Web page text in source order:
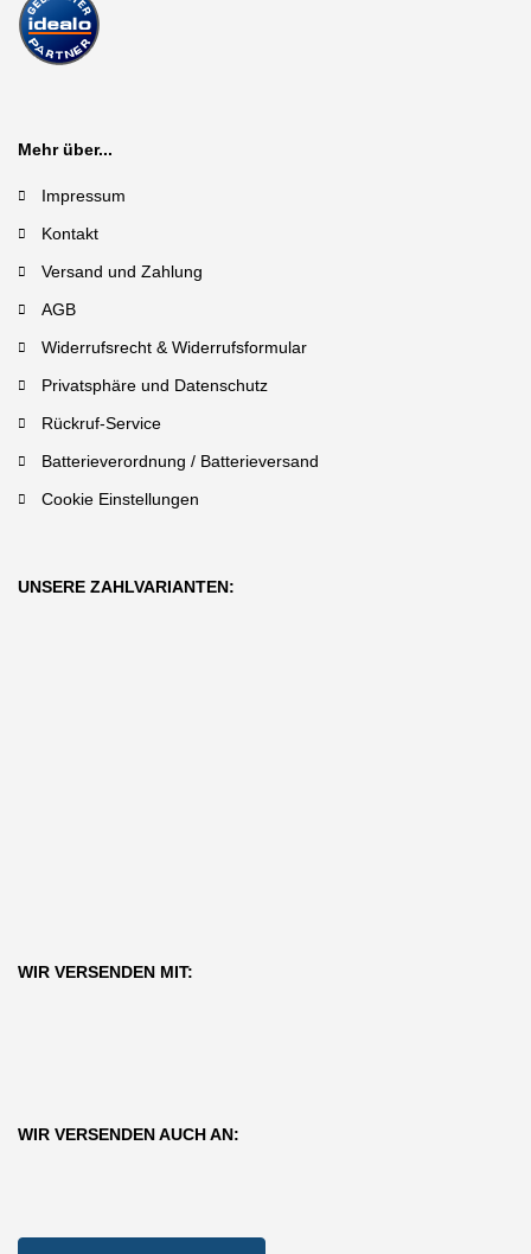
Mehr über...
Impressum
Kontakt
Versand und Zahlung
AGB
Widerrufsrecht & Widerrufsformular
Privatsphäre und Datenschutz
Rückruf-Service
Batterieverordnung / Batterieversand
Cookie Einstellungen
UNSERE ZAHLVARIANTEN:
WIR VERSENDEN MIT:
WIR VERSENDEN AUCH AN: